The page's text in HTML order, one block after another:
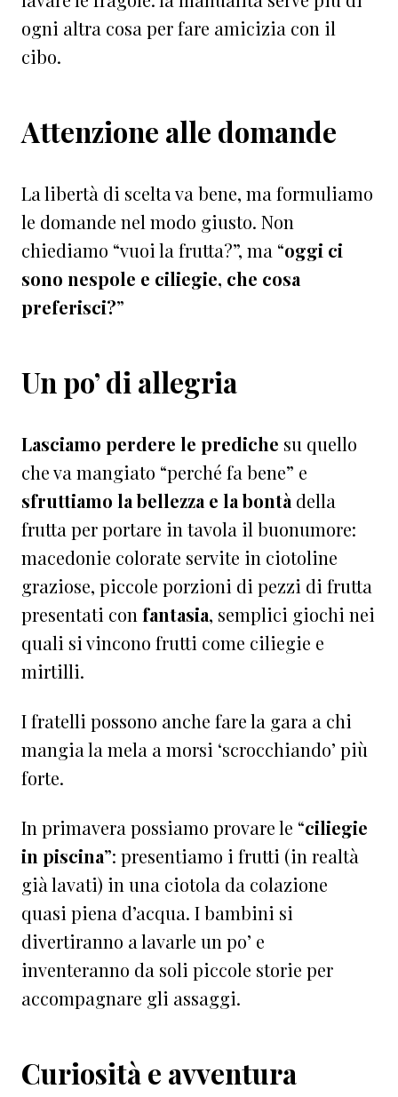
ogni altra cosa per fare amicizia con il
cibo.
Attenzione alle domande
La libertà di scelta va bene, ma formuliamo
le domande nel modo giusto. Non
chiediamo “vuoi la frutta?”, ma “oggi ci
sono nespole e ciliegie, che cosa
preferisci?”
Un po’ di allegria
Lasciamo perdere le prediche su quello
che va mangiato “perché fa bene” e
sfruttiamo la bellezza e la bontà della
frutta per portare in tavola il buonumore:
macedonie colorate servite in ciotoline
graziose, piccole porzioni di pezzi di frutta
presentati con fantasia, semplici giochi nei
quali si vincono frutti come ciliegie e
mirtilli.
I fratelli possono anche fare la gara a chi
mangia la mela a morsi ‘scrocchiando’ più
forte.
In primavera possiamo provare le “ciliegie
in piscina”: presentiamo i frutti (in realtà
già lavati) in una ciotola da colazione
quasi piena d’acqua. I bambini si
divertiranno a lavarle un po’ e
inventeranno da soli piccole storie per
accompagnare gli assaggi.
Curiosità e avventura